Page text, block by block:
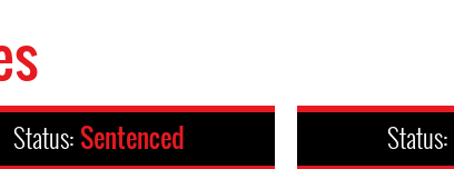
Status: Sentenced Status: